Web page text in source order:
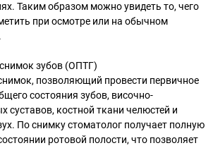
Таким образом можно увидеть то, чего
при осмотре или на обычном
зубов (ОПТГ)
позволяющий провести первичное
состояния зубов, височно-
суставов, костной ткани челюстей и
По снимку стоматолог получает полную
ротовой полости, что позволяет